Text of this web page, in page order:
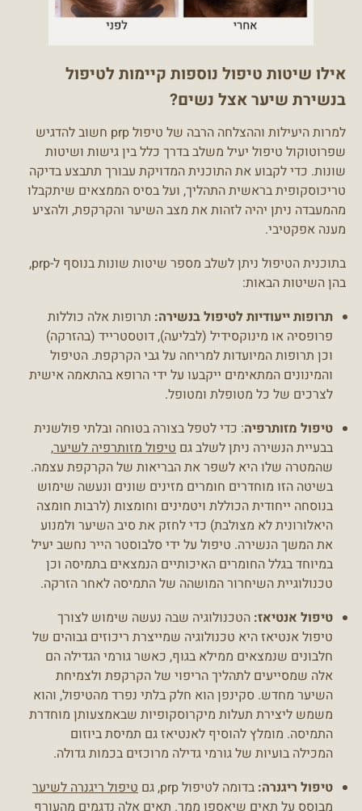
אילו שיטות טיפול נוספות קיימות לטיפול
בנשירת שיער אצל נשים?
למרות היעילות וההצלחה הרבה של טיפול prp חשוב להדגיש
שפרוטוקול טיפול יעיל משלב בדרך כלל בין גישות ושיטות
שונות. כדי לקבוע את התוכנית המדויקת עבורך תתבצע בדיקה
טריכוסקופית בראשית התהליך, ועל בסיס הממצאים שיתקבלו
מהמעבדה ניתן יהיה לזהות את מצב השיער והקרקפת, ולהציע
מענה אפקטיבי.
בתוכנית הטיפול ניתן לשלב מספר שיטות שונות בנוסף ל-prp,
בהן השיטות הבאות:
תרופות ייעודיות לטיפול בנשירה: תרופות אלה כוללות
פרופסיה או מינוקסידיל (לבליעה), דוטסטרייד (בהזרקה)
וכן תרופות המיועדות למריחה על גבי הקרקפת. הטיפול
והמינונים המתאימים ייקבעו על ידי הרופא בהתאמה אישית
לצרכים של כל מטופלת ומטופל.
טיפול מזותרפיה: כדי לטפל בצורה בטוחה ובלתי פולשנית
בבעיית הנשירה ניתן לשלב גם טיפול מזותרפיה לשיער,
שהמטרה שלו היא לשפר את הבריאות של הקרקפת עצמה.
בשיטה הזו מוחדרים חומרים מזינים שונים ונעשה שימוש
בנוסחה ייחודית הכוללת ויטמינים וחומצות (לרבות חומצה
היאלורונית לא מצולבת) כדי לחזק את סיב השיער ולמנוע
את המשך הנשירה. טיפול על ידי סלבוסטר הייר נחשב יעיל
במיוחד בגלל החומרים האיכותיים הנמצאים בתמיסה וכן
טכנולוגיית השיחרור המושהה של התמיסה לאחר הזרקה.
טיפול אנטיאז: הטכנולוגיה שבה נעשה שימוש לצורך
טיפול אנטיאז היא טכנולוגיה שמייצרת ריכוזים גבוהים של
חלבונים שנמצאים ממילא בגוף, כאשר גורמי הגדילה הם
אלה שמסייעים לתהליך הריפוי של הקרקפת ולצמיחת
השיער מחדש. סקינפן הוא חלק בלתי נפרד מהטיפול, והוא
משמש ליצירת תעלות מיקרוסקופיות שבאמצעותן מוחדרת
התמיסה. מומלץ להוסיף לאנטיאז גם תמיסת ביוזום
המכילה בועיות של גורמי גדילה מרוכזים בכמות גדולה.
טיפול ריגנרה: בדומה לטיפול prp, גם
טיפול ריגנרה לשיער
מבוסס על תאים שיאספו ממך. תאים אלה נדגמים מהעורף